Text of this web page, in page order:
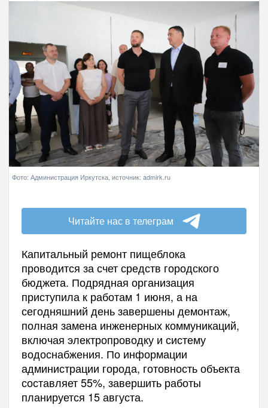
Фото: Администрация Иркутска, источник: admirk.ru
Читайте нас в телеграм
Капитальный ремонт пищеблока
проводится за счет средств городского
бюджета. Подрядная организация
приступила к работам 1 июня, а на
сегодняшний день завершены демонтаж,
полная замена инженерных коммуникаций,
включая электропроводку и систему
водоснабжения. По информации
администрации города, готовность объекта
составляет 55%, завершить работы
планируется 15 августа.